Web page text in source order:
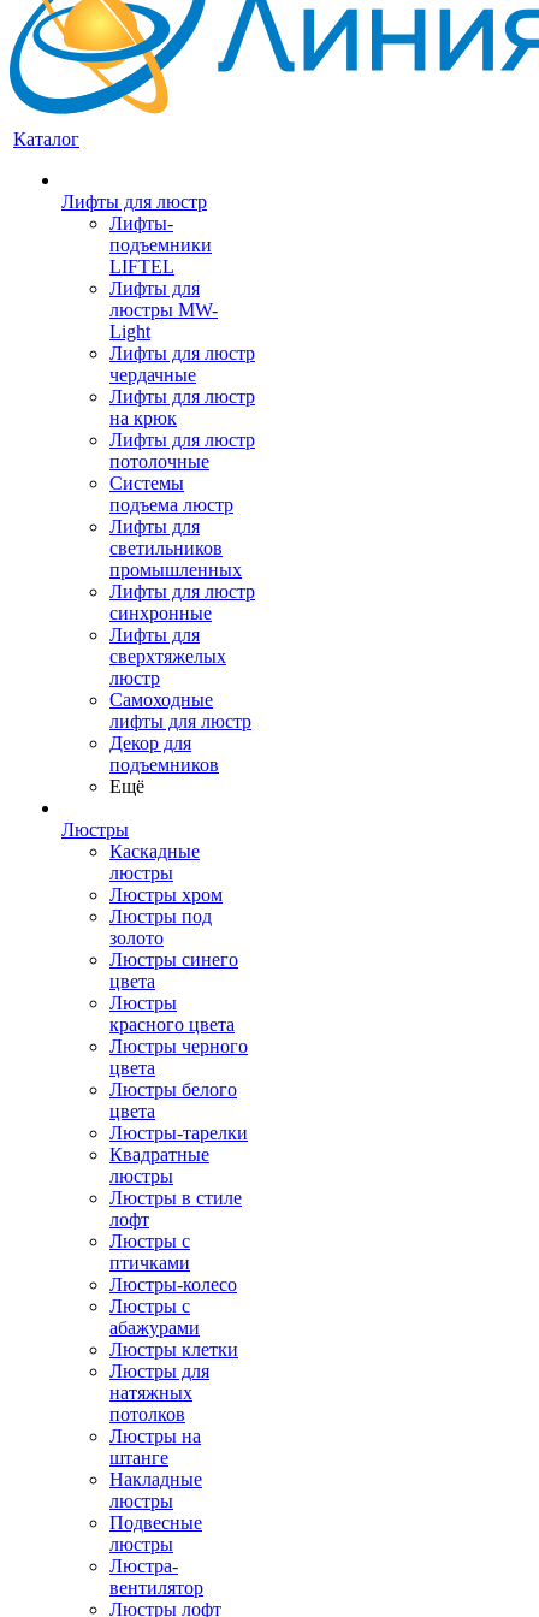
Каталог
Лифты для люстр
Лифты-
подъемники
LIFTEL
Лифты для
люстры MW-
Light
Лифты для люстр
чердачные
Лифты для люстр
на крюк
Лифты для люстр
потолочные
Системы
подъема люстр
Лифты для
светильников
промышленных
Лифты для люстр
синхронные
Лифты для
сверхтяжелых
люстр
Самоходные
лифты для люстр
Декор для
подъемников
Ещё
Люстры
Каскадные
люстры
Люстры хром
Люстры под
золото
Люстры синего
цвета
Люстры
красного цвета
Люстры черного
цвета
Люстры белого
цвета
Люстры-тарелки
Квадратные
люстры
Люстры в стиле
лофт
Люстры с
птичками
Люстры-колесо
Люстры с
абажурами
Люстры клетки
Люстры для
натяжных
потолков
Люстры на
штанге
Накладные
люстры
Подвесные
люстры
Люстра-
вентилятор
Люстры лофт